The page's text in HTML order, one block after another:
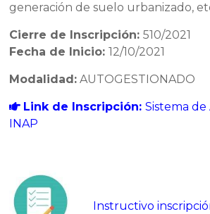
generación de suelo urbanizado,
Cierre de Inscripción:510/2021
Fecha de Inicio:12/10/2021
Modalidad: AUTOGESTIONADO
Link de Inscripción:Sistema
INAP
Instructivo